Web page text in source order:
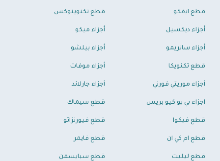
قطع ايفكو قطع تكنوينوكس
أجزاء ديكسيل أجزاء ميكو
أجزاء سانريمو أجزاء بيلشو
قطع تكنويكا أجزاء موفات
أجزاء موريتي فورني أجزاء جارلاند
اجزاء بي يو كيو بريس قطع سيماك
قطع فيكوا قطع فيورنزاتو
قطع ام كي ان قطع فايمر
قطع ليليت قطع سبايسمن